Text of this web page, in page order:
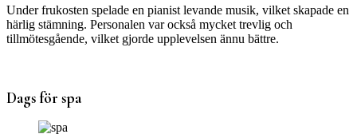
Under frukosten spelade en pianist levande musik, vilket skapade en
härlig stämning. Personalen var också mycket trevlig och
tillmötesgående, vilket gjorde upplevelsen ännu bättre.
Dags för spa